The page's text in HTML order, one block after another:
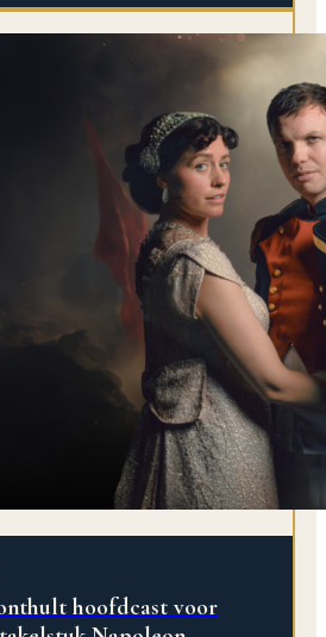
hoofdcast voor